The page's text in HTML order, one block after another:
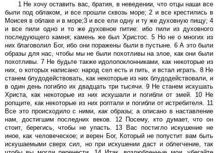
1 Не хочу оставить вас, братия, в неведении, что отцы наши все
были под облаком, и все прошли сквозь море; 2 и все крестились в
Моисея в облаке и в море;3 и все ели одну и ту же духовную пищу; 4
и все пили одно и то же духовное питие: ибо пили из духовного
последующего камня; камень же был Христос. 5 Но не о многих из
них благоволил Бог, ибо они поражены были в пустыне. 6 А это были
образы для нас, чтобы мы не были похотливы на злое, как они были
похотливы. 7 Не будьте также идолопоклонниками, как некоторые из
них, о которых написано: народ сел есть и пить, и встал играть. 8 Не
станем блудодействовать, как некоторые из них блудодействовали, и
в один день погибло их двадцать три тысячи. 9 Не станем искушать
Христа, как некоторые из них искушали и погибли от змей. 10 Не
ропщите, как некоторые из них роптали и погибли от истребителя. 11
Все это происходило с ними, какобразы; а описано в наставление
нам, достигшим последних веков. 12 Посему, кто думает, что он
стоит, берегись, чтобы не упасть. 13 Вас постигло искушение не
иное, как человеческое; и верен Бог, Который не попустит вам быть
искушаемыми сверх сил, но при искушении даст и облегчение, так